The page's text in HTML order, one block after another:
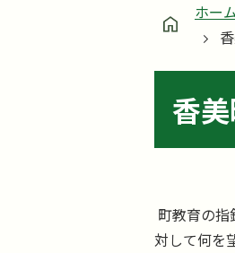
ホー
香
町教育の
対して何を